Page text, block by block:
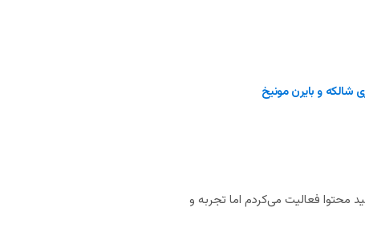
شالکه و بایرن مونیخ
محتوا فعالیت می‌کردم اما تجربه و